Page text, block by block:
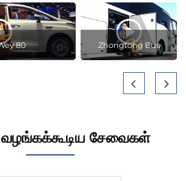
80 Zhongtong Bus
சேவைகள்